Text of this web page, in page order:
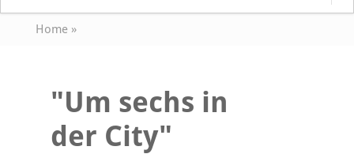
Home»
"Um sechs in
der City"